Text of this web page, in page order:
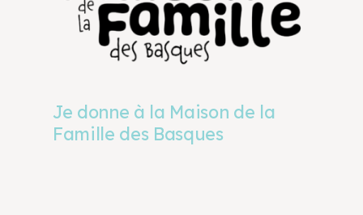
Je donne à la Maison de la
Famille des Basques